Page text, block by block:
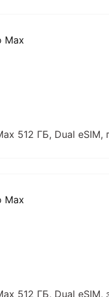
512 ГБ, Dual еSIM,
512 ГБ, Dual еSIM,